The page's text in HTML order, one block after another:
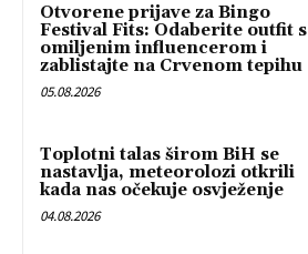
Otvorene prijave za Bingo
Festival Fits: Odaberite outfit s
omiljenim influencerom i
zablistajte na Crvenom tepihu
05.08.2026
Toplotni talas širom BiH se
nastavlja, meteorolozi otkrili
kada nas očekuje osvježenje
04.08.2026